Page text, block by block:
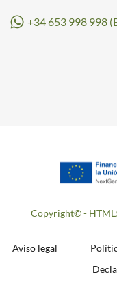
+34 653 998 998
Copyright© -
Aviso legal